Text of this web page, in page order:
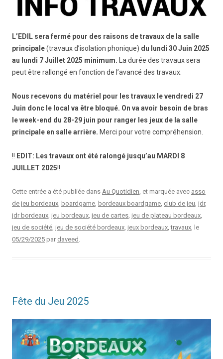
L’EDIL sera fermé pour des raisons de travaux de la salle
principale(travaux d’isolation phonique) du lundi 30 Juin 2025
au lundi 7 Juillet 2025 minimum. La durée des travaux sera
peut être rallongé en fonction de l’avancé des travaux.
Nous recevons du matériel pour les travaux le vendredi 27
Juin donc le local va être bloqué. On va avoir besoin de bras
le week-end du 28-29 juin pour ranger les jeux de la salle
principale en salle arrière. Merci pour votre compréhension.
!! EDIT: Les travaux ont été ralongé jusqu’au MARDI 8
JUILLET 2025!!
Cette entrée a été publiée dans Au Quotidien , et marquée avec asso
de jeu bordeaux boardgame bordeaux boardgame club de jeu jdr,
jdr bordeaux jeu bordeaux jeu de cartes jeu de plateau bordeaux
jeu de société jeu de société bordeaux jeux bordeaux ,travaux , le
05/29/2025 par daveed
Fête du Jeu 2025